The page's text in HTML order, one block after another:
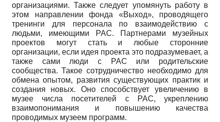
организациями. Также следует упомянуть работу в
этом направлении фонда «Выход», проводящего
тренинги для персонала по взаимодействию с
людьми, имеющими РАС. Партнерами музейных
проектов могут стать и любые сторонние
организации, если идея проекта это подразумевает, а
также сами люди с РАС или родительские
сообщества. Такое сотрудничество необходимо для
обмена опытом, развития существующих практик и
создания новых. Оно способствует увеличению в
музее числа посетителей с РАС, укреплению
взаимопонимания и повышению качества
проводимых музеем программ.